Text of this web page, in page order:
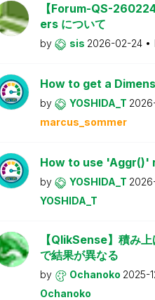
【Forum-QS-
ers について
by sis 2026-02-24
How to get a
by YOSHIDA_T
marcus_sommer
How to use 'Aggr()'
by YOSHIDA_T
YOSHIDA_T
【QlikSense】積み
で結果が異なる
by Ochanoko 2025-
Ochanoko